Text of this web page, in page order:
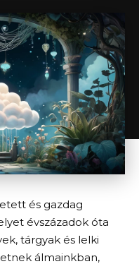
és gazdag
évszázadok óta
tárgyak és lelki
álmainkban,